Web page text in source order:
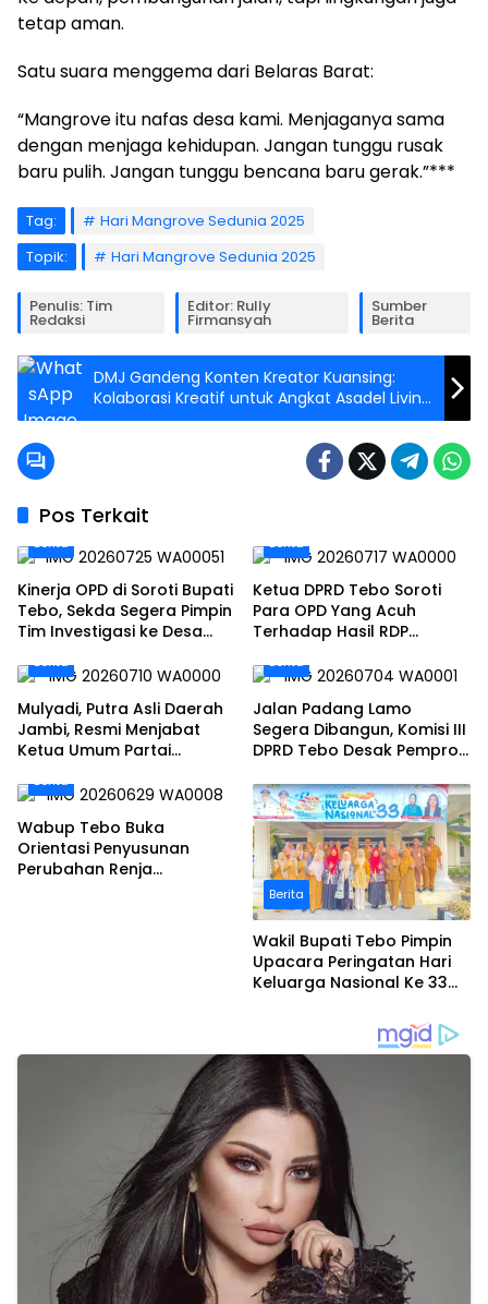
tetap aman.
Satu suara menggema dari Belaras Barat:
“Mangrove itu nafas desa kami. Menjaganya sama
dengan menjaga kehidupan. Jangan tunggu rusak
baru pulih. Jangan tunggu bencana baru gerak.”***
Tag:
Hari Mangrove Sedunia 2025
Topik:
Hari Mangrove Sedunia 2025
Penulis: Tim
Redaksi
Editor: Rully
Firmansyah
Sumber
Berita
DMJ Gandeng Konten Kreator Kuansing:
Kolaborasi Kreatif untuk Angkat Asadel Living
dan Pacu Jalur
Pos Terkait
Berita
Kinerja OPD di Soroti Bupati
Tebo, Sekda Segera Pimpin
Tim Investigasi ke Desa
serumpun
Berita
Ketua DPRD Tebo Soroti
Para OPD Yang Acuh
Terhadap Hasil RDP
Pamuatan
Berita
Mulyadi, Putra Asli Daerah
Jambi, Resmi Menjabat
Ketua Umum Partai
Perwakilan ASEAN Partai
Berita
Jalan Padang Lamo
Segera Dibangun, Komisi III
DPRD Tebo Desak Pemprov
Anggaran Rp70 Miliar
Berita
Wabup Tebo Buka
Orientasi Penyusunan
Perubahan Renja
Berita
Wakil Bupati Tebo Pimpin
Upacara Peringatan Hari
Keluarga Nasional Ke 33